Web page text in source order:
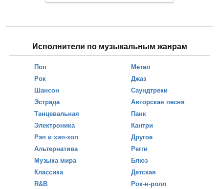
Исполнители по музыкальным жанрам
Поп
Рок
Шансон
Эстрада
Танцевальная
Электроника
Рэп и хип-хоп
Альтернатива
Музыка мира
Классика
R&B
Метал
Джаз
Саундтреки
Авторская песня
Панк
Кантри
Другое
Регги
Блюз
Детская
Рок-н-ролл